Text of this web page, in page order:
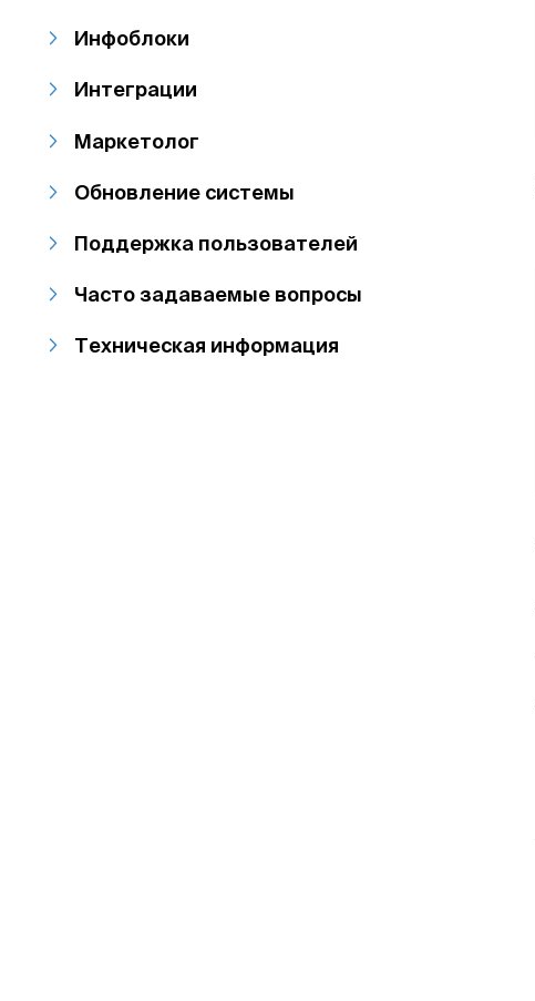
Инфоблоки
Интеграции
Маркетолог
Обновление системы
Поддержка пользователей
Часто задаваемые вопросы
Техническая информация